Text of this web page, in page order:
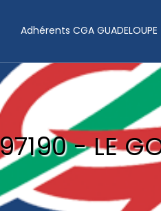
Adhérents CGA GUADELOUPE
97190 - LE